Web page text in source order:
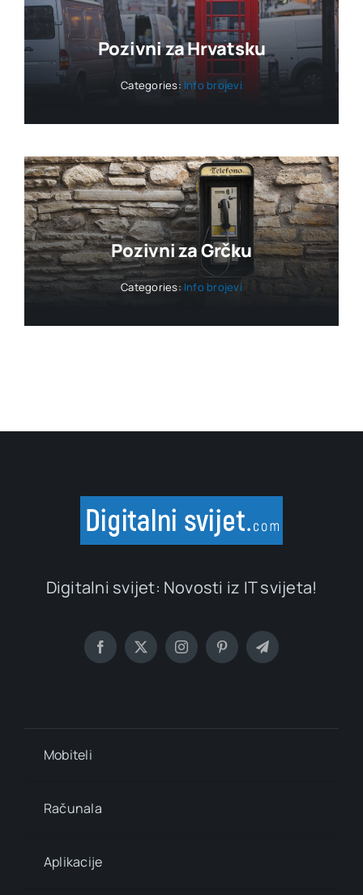
Pozivni za Hrvatsku
Categories: Info brojevi
Pozivni za Grčku
Categories: Info brojevi
Digitalni svijet: Novosti iz IT svijeta!
Mobiteli
Računala
Aplikacije